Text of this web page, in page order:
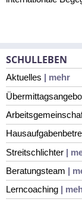
SCHULLEBEN
Aktuelles | mehr
Streitschlichter |
Beratungsteam |
Lerncoaching |